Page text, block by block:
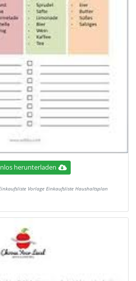
herunterladen
Vorlage Einkaufsliste Haushaltsplan